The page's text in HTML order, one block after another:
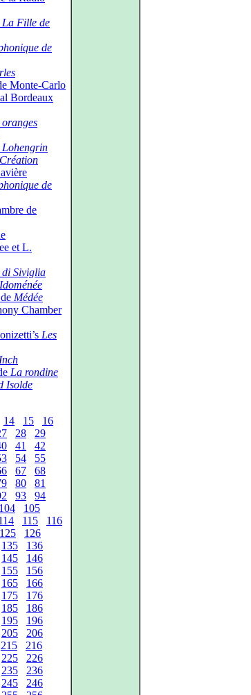
La Fille de
de
Monte‑Carlo
Bordeaux
oranges
Lohengrin
de
de
et L.
Siviglia
Idoménée
Médée
Chamber
Les
La rondine
Isolde
14 15
16
28
29
41
42
54
55
67
68
80
81
93
94
104
105
115
116
125
126
135
136
145
146
155
156
165
166
175
176
185
186
195
196
205
206
215
216
225
226
235
236
245
246